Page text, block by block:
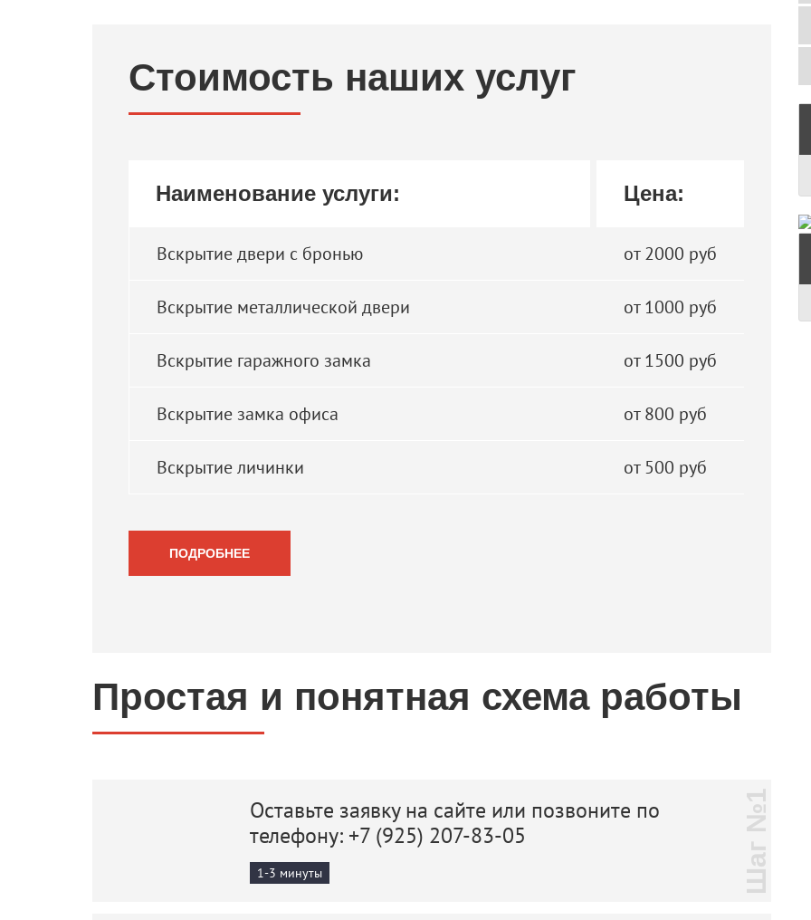
Простая и понятная схема работы
Оставьте заявку на сайте или позвоните по
телефону: +7 (925) 207-83-05
1-3 минуты Шаг №1
Стоимость наших услуг
Наименование услуги: Цена:
Вскрытие двери с бронью от 2000 руб
Вскрытие металлической двери от 1000 руб
Вскрытие гаражного замка от 1500 руб
Вскрытие замка офиса от 800 руб
Вскрытие личинки от 500 руб
ПОДРОБНЕЕ